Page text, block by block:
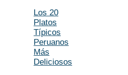
Los 20
Platos
Típicos
Peruanos
Más
Deliciosos